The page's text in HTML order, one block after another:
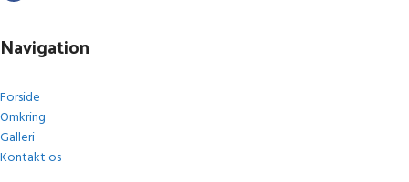
Navigation
Forside
Omkring
Galleri
Kontakt os